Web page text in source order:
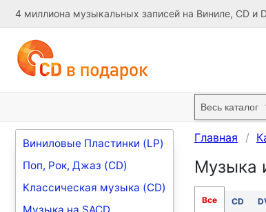
4 миллиона музыкальных записей на Виниле, CD и
Виниловые Пластинки (LP)
Поп, Рок, Джаз (CD)
Классическая музыка (CD)
Главная
Музыка
Все CD